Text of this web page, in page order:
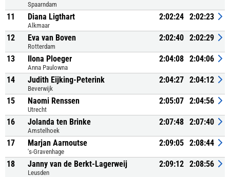
Spaarndam
11 Diana Ligthart
Alkmaar
2:02:24 2:02:23
12 Eva van Boven
Rotterdam
2:02:40 2:02:29
13 Ilona Ploeger
Anna Paulowna
2:04:08 2:04:06
14 Judith Eijking-Peterink
Beverwijk
2:04:27 2:04:12
15 Naomi Renssen
Utrecht
2:05:07 2:04:56
16 Jolanda ten Brinke
Amstelhoek
2:07:48 2:07:40
17 Marjan Aarnoutse
's-Gravenhage
2:09:05 2:08:44
18 Janny van de Berkt-Lagerweij
Leusden
2:09:12 2:08:56